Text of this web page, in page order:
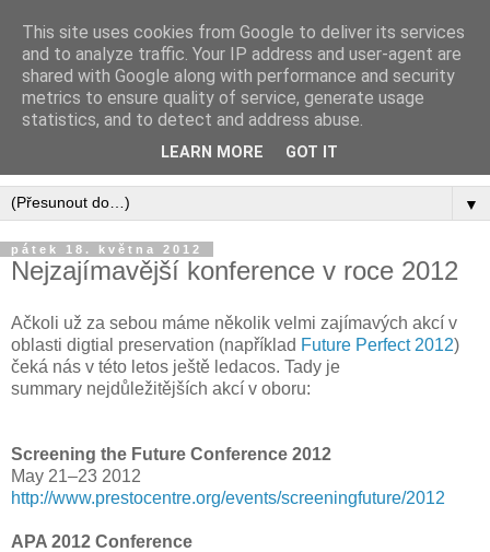
Digital Preservation CZ -
BLOG
Blog o dlouhodobé archivaci digitálních informací
▼
pátek 18. května 2012
Nejzajímavější konference v roce 2012
Ačkoli už za sebou máme několik velmi zajímavých akcí v
oblasti digtial preservation (například Future Perfect 2012)
čeká nás v této letos ještě ledacos. Tady je
summary nejdůležitějších akcí v oboru:
Screening the Future Conference 2012
May 21–23 2012
http://www.prestocentre.org/events/screeningfuture/2012
APA 2012 Conference
This site uses cookies from Google to deliver its services
and to analyze traffic. Your IP address and user-agent are
shared with Google along with performance and security
metrics to ensure quality of service, generate usage
statistics, and to detect and address abuse.
LEARN MORE GOT IT